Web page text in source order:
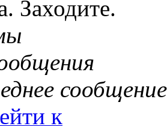
Заходите.
сообщение